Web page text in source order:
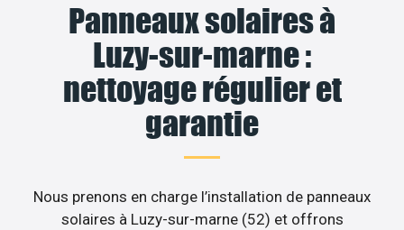
Panneaux solaires à
Luzy-sur-marne :
nettoyage régulier et
garantie
Nous prenons en charge l’installation de panneaux
solaires à Luzy-sur-marne (52) et offrons